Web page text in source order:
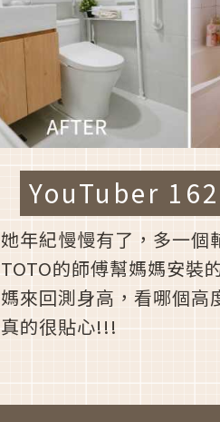
YouTuber
她年紀慢慢有了，多一個
TOTO的師傅幫媽媽安裝
媽來回測身高，看哪個高
真的很貼心!!!